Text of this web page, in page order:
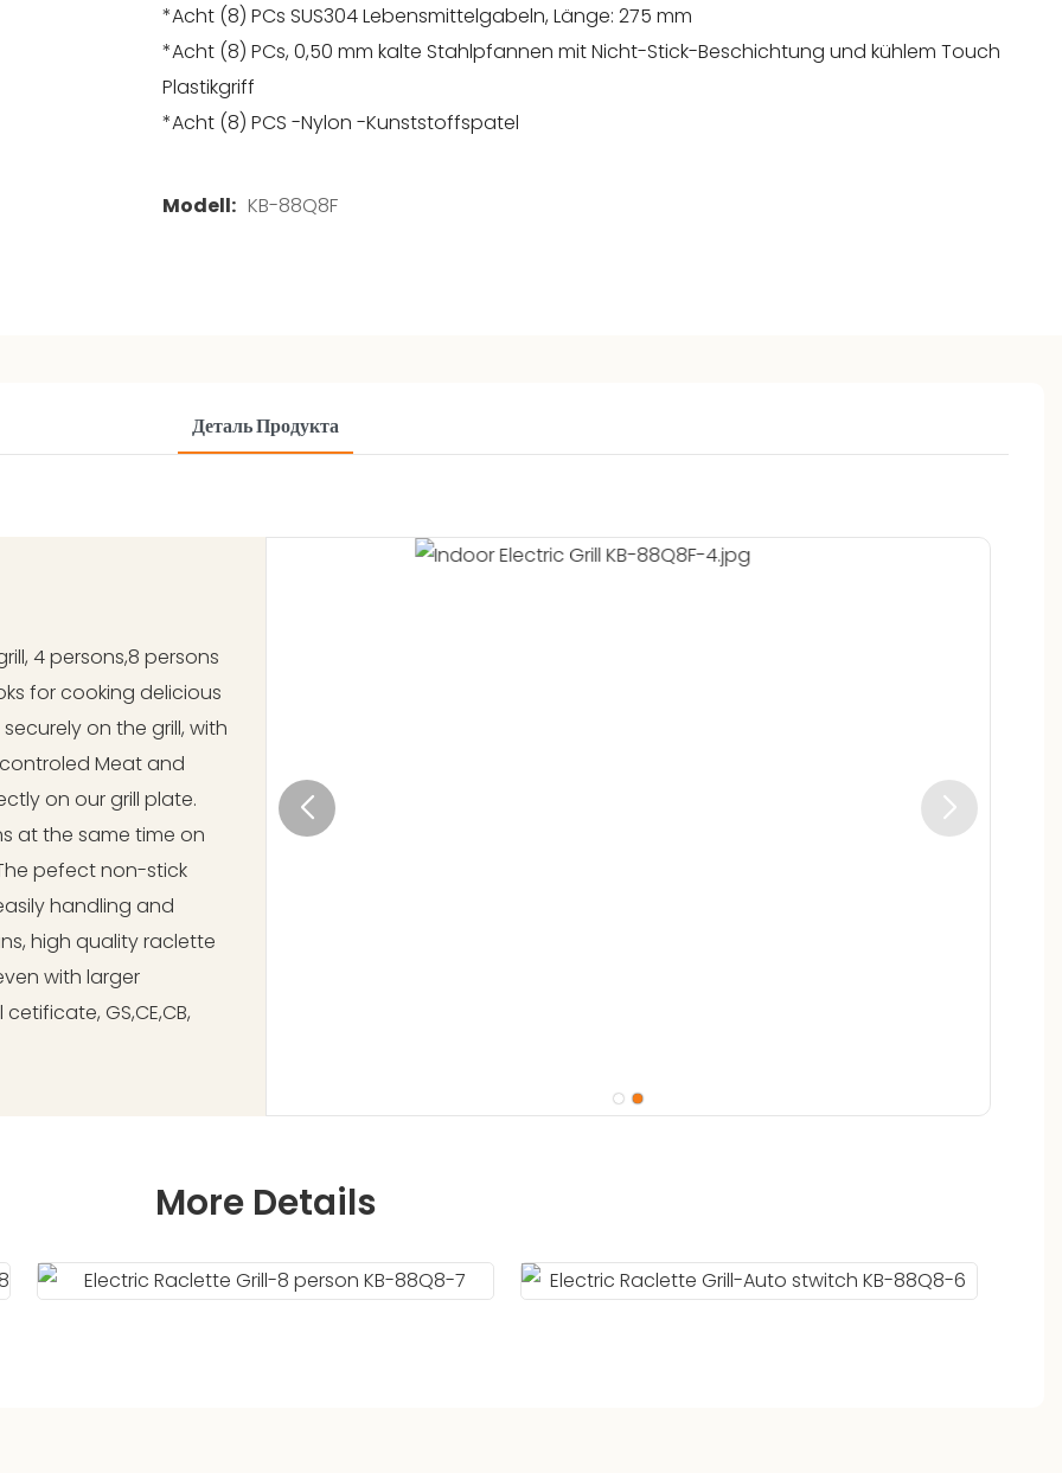
*Acht (8) PCs SUS304 Lebensmittelgabeln, Länge: 275 mm
*Acht (8) PCs, 0,50 mm kalte Stahlpfannen mit Nicht-Stick-Beschichtung und kühlem Touch
Plastikgriff
*Acht (8) PCS -Nylon -Kunststoffspatel
Modell: KB-88Q8F
Деталь Продукта
4 persons,8 persons
for cooking delicious
on the grill, with
Meat and
on our grill plate.
at the same time on
pefect non-stick
handling and
high quality raclette
with larger
GS,CE,CB,
More Details